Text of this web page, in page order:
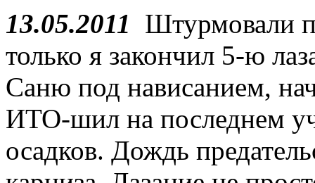
13.05.2011 Штурмовали
только я закончил 5-ю
Саню под нависанием,
ИТО-шил на последнем
осадков. Дождь